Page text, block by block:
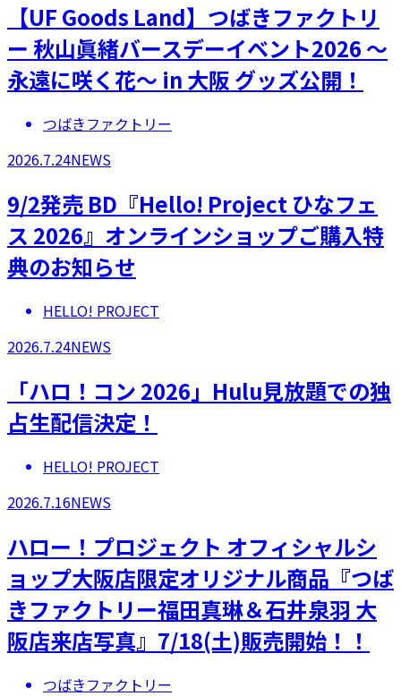
【UF Goods Land】つばきファクトリ
ー 秋山眞緒バースデーイベント2026 ～
永遠に咲く花～ in 大阪 グッズ公開！
つばきファクトリー
2026.7.24NEWS
9/2発売 BD『Hello! Project ひなフェ
ス 2026』オンラインショップご購入特
典のお知らせ
HELLO! PROJECT
2026.7.24NEWS
「ハロ！コン 2026」Hulu見放題での独
占生配信決定！
HELLO! PROJECT
2026.7.16NEWS
ハロー！プロジェクト オフィシャルシ
ョップ大阪店限定オリジナル商品『つば
きファクトリー福田真琳＆石井泉羽 大
阪店来店写真』7/18(土)販売開始！！
つばきファクトリー